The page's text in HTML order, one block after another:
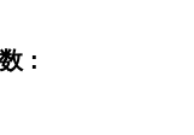
: